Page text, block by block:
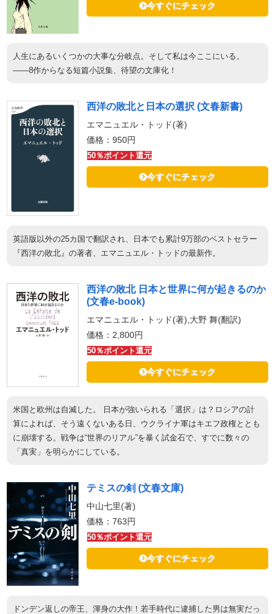
今すぐにチェック
人生にあるいくつかの大事な分岐点。そして私は今ここにいる。
――8作からなる短篇小説集、待望の文庫化！
西洋の敗北と日本の選択 (文春新書)
エマニュエル・トッド(著)
価格：950円
50％ポイント還元
今すぐにチェック
英語版以外の25カ国で翻訳され、日本でも累計9万部のベストセラー
『西洋の敗北』の著者、エマニュエル・トッドの最新作。
西洋の敗北 日本と世界に何が起きるのか
(文春e-book)
エマニュエル・トッド(著),大野 舞(翻訳)
価格：2,800円
50％ポイント還元
今すぐにチェック
米国と欧州は自滅した。 日本が強いられる「選択」は？ロシアの計
算によれば、そう遠くないある日、ウクライナ軍はキエフ政権ととも
に崩壊する。戦争は“世界のリアル”を暴く試金石で、すでに数々の
「真実」を明らかにしている。
テミスの剣 (文春文庫)
中山七里(著)
価格：763円
50％ポイント還元
今すぐにチェック
ドンデン返しの帝王、渾身の大作！若手時代に逮捕した男は無実だっ